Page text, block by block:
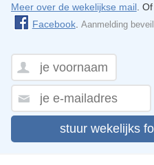
Meer over de wekelijkse mail.
Facebook. Aanmelding
stuur wekelijks